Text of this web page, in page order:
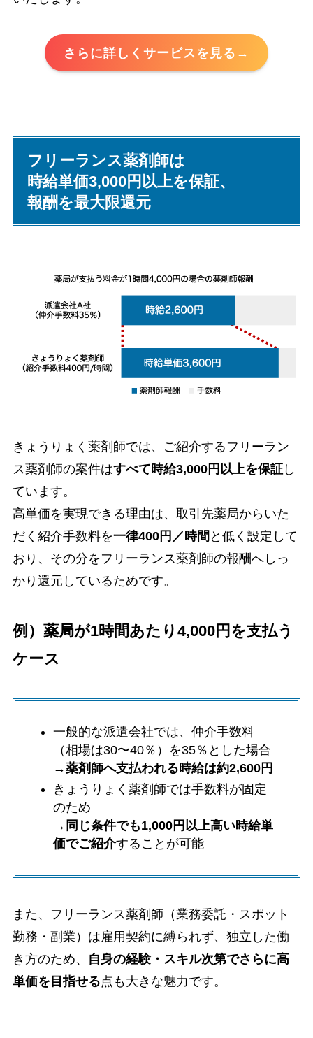
さらに詳しくサービスを見る→
フリーランス薬剤師は
時給単価3,000円以上を保証、
報酬を最大限還元
きょうりょく薬剤師では、ご紹介するフリーラン
ス薬剤師の案件はすべて時給3,000円以上を保証し
ています。
高単価を実現できる理由は、取引先薬局からいた
だく紹介手数料を一律400円／時間 と低く設定して
おり、その分をフリーランス薬剤師の報酬へしっ
かり還元しているためです。
例）薬局が1時間あたり4,000円を支払う
ケース
一般的な派遣会社では、仲介手数料
（相場は30〜40％）を35％とした場合
→薬剤師へ支払われる時給は約2,600円
きょうりょく薬剤師では手数料が固定
のため
→ 同じ条件でも1,000円以上高い時給単
価でご紹介することが可能
また、フリーランス薬剤師（業務委託・スポット
勤務・副業）は雇用契約に縛られず、独立した働
き方のため、
自身の経験・スキル次第でさらに高
単価を目指せる点も大きな魅力です。